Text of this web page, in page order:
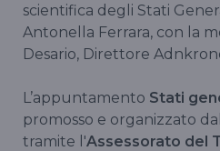
scientifica degli Stati
Antonella Ferrara, con la
Desario, Direttore
L’appuntamento Stati
promosso e organizzato
tramite l'Assessorato del